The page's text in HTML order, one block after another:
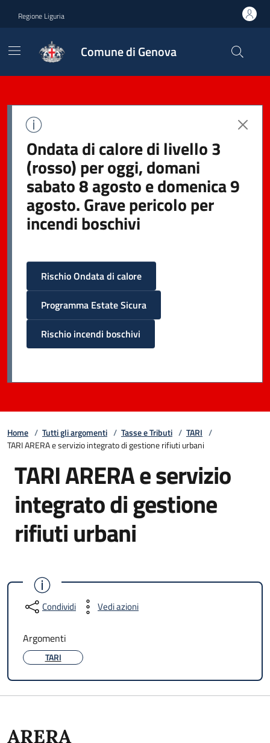
Regione Liguria
Comune di Genova
Ondata di calore di livello 3
(rosso) per oggi, domani
sabato 8 agosto e domenica 9
agosto. Grave pericolo per
incendi boschivi
Rischio Ondata di calore
Programma Estate Sicura
Rischio incendi boschivi
Home / Tutti gli argomenti / Tasse e Tributi / TARI /
TARI ARERA e servizio integrato di gestione rifiuti urbani
TARI ARERA e servizio
integrato di gestione
rifiuti urbani
Condividi Vedi azioni
Argomenti
TARI
ARERA